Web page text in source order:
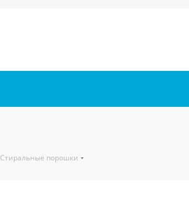
Стиральные порошки